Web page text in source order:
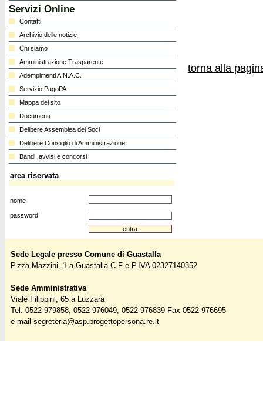
Servizi Online
Contatti
Archivio delle notizie
Chi siamo
Amministrazione Trasparente
Adempimenti A.N.A.C.
Servizio PagoPA
Mappa del sito
Documenti
Delibere Assemblea dei Soci
Delibere Consiglio di Amministrazione
Bandi, avvisi e concorsi
area riservata
nome
password
torna alla
Sede Legale presso Comune di Guastalla
P.zza Mazzini, 1 a Guastalla C.F e P.IVA 02327140352
Sede Amministrativa
Viale Filippini, 65 a Luzzara
Tel. 0522-979858, 0522-976049, 0522-976839 Fax 0522-976695
e-mail segreteria@asp.progettopersona.re.it